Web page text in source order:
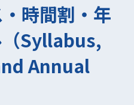
時間割・年
（Syllabus,
Annual